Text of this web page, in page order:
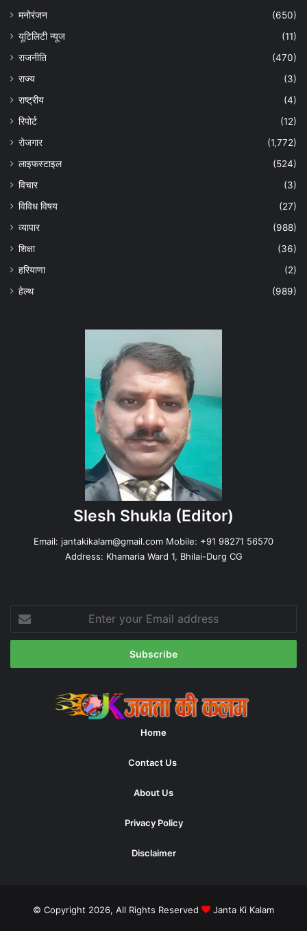
मनोरंजन
(650)
यूटिलिटी न्यूज
(11)
राजनीति
(470)
राज्य
(3)
राष्ट्रीय
(4)
रिपोर्ट
(12)
रोजगार
(1,772)
लाइफस्टाइल
(524)
विचार
(3)
विविध विषय
(27)
व्यापार
(988)
शिक्षा
(36)
हरियाणा
(2)
हेल्‍थ
(989)
Slesh Shukla (Editor)
Email: jantakikalam@gmail.com Mobile: +91 98271 56570
Address: Khamaria Ward 1, Bhilai-Durg CG
your
Email
Home
Contact Us
About Us
Privacy Policy
Disclaimer
© Copyright 2026, All Rights Reserved Janta Ki Kalam